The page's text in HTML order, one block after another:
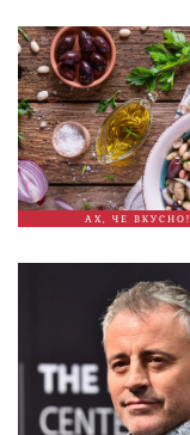
АХ, ЧЕ ВКУСНО!